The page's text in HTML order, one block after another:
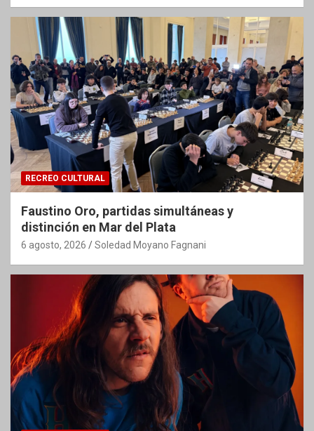
RECREO CULTURAL
Faustino Oro, partidas simultáneas y
distinción en Mar del Plata
6 agosto, 2026 Soledad Moyano Fagnani